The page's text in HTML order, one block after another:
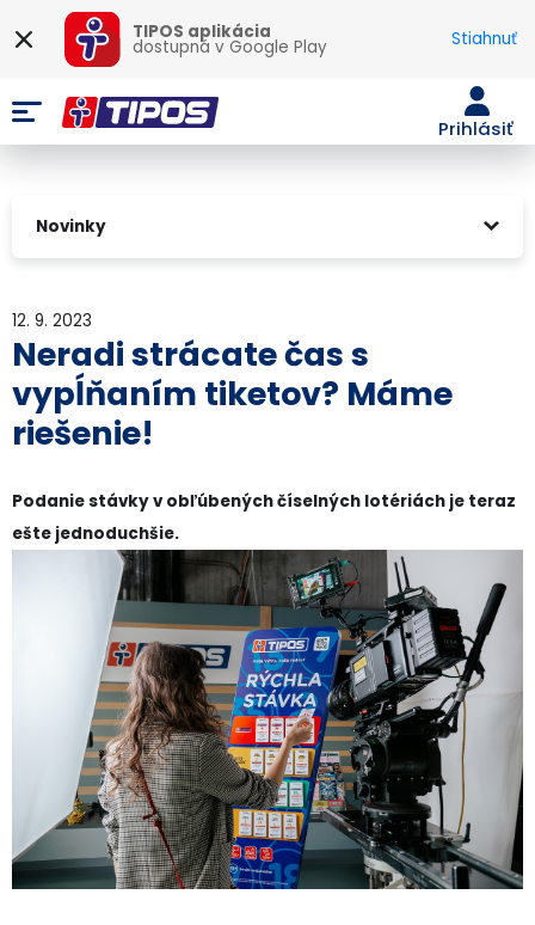
TIPOS aplikácia
dostupná vGoogle Play Stiahnuť
Prihlásiť
Novinky
12. 9. 2023
Neradi strácate čas s
vypĺňaním tiketov? Máme
riešenie!
Podanie stávky v obľúbených číselných lotériách je teraz
ešte jednoduchšie.